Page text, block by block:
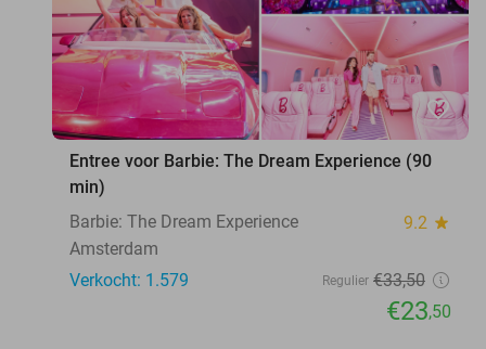
favorite_border
Entree voor Barbie: The Dream Experience (90
min)
Barbie: The Dream Experience
9.2 star
Amsterdam
Verkocht: 1.579
Regulier €33,50
€23,50